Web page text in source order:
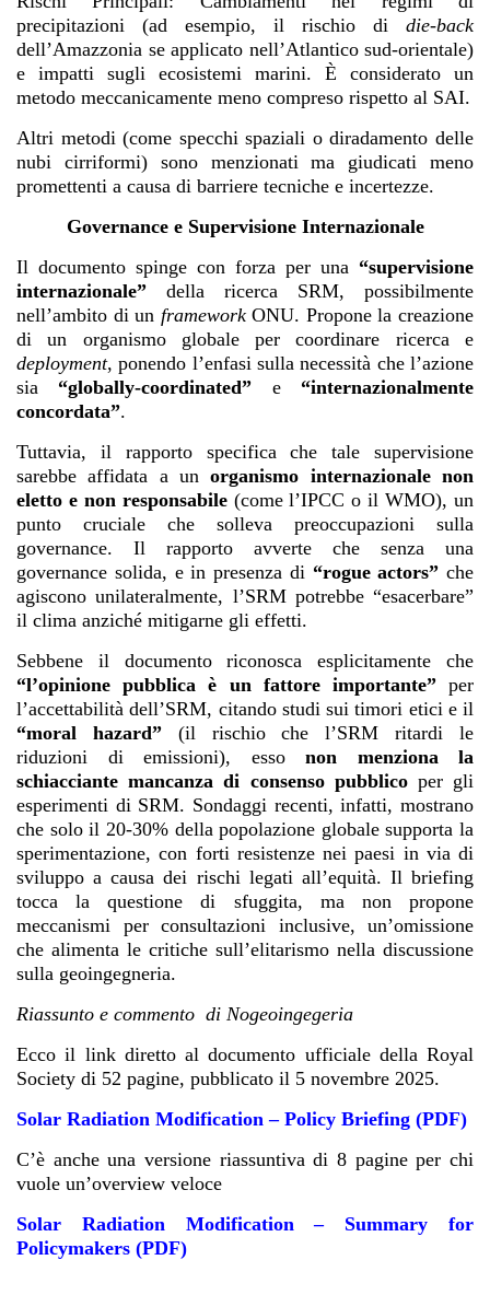
precipitazioni (ad esempio, il rischio di die-back
dell’Amazzonia se applicato nell’Atlantico sud-orientale)
e impatti sugli ecosistemi marini. È considerato un
metodo meccanicamente meno compreso rispetto al SAI.
Altri metodi (come specchi spaziali o diradamento delle
nubi cirriformi) sono menzionati ma giudicati meno
promettenti a causa di barriere tecniche e incertezze.
Governance e Supervisione Internazionale
Il documento spinge con forza per una “supervisione
internazionale” della ricerca SRM, possibilmente
nell’ambito di un frameworkONU. Propone la creazione
di un organismo globale per coordinare ricerca e
deployment, ponendo l’enfasi sulla necessità che l’azione
sia “globally-coordinated” e “internazionalmente
concordata”.
Tuttavia, il rapporto specifica che tale supervisione
sarebbe affidata a unorganismo internazionale non
eletto e non responsabile(come l’IPCC o il WMO), un
punto cruciale che solleva preoccupazioni sulla
governance. Il rapporto avverte che senza una
governance solida, e in presenza di “rogue actors” che
agiscono unilateralmente, l’SRM potrebbe “esacerbare”
il clima anziché mitigarne gli effetti.
Sebbene il documento riconosca esplicitamente che
“l’opinione pubblica è un fattore importante”per
l’accettabilità dell’SRM, citando studi sui timori etici e il
“moral hazard”(il rischio che l’SRM ritardi le
riduzioni di emissioni), esso non menziona la
schiacciante mancanza di consenso pubblicoper gli
esperimenti di SRM. Sondaggi recenti, infatti, mostrano
che solo il 20-30% della popolazione globale supporta la
sperimentazione, con forti resistenze nei paesi in via di
sviluppo a causa dei rischi legati all’equità. Il briefing
tocca la questione di sfuggita, ma non propone
meccanismi per consultazioni inclusive, un’omissione
che alimenta le critiche sull’elitarismo nella discussione
sulla geoingegneria.
Riassunto e commento di Nogeoingegeria
Ecco il link diretto al documento ufficiale della Royal
Society di 52 pagine, pubblicato il 5 novembre 2025.
Solar Radiation Modification – Policy Briefing (PDF)
C’è anche una versione riassuntiva di 8 pagine per chi
vuole un’overview veloce
Solar Radiation Modification – Summary for
Policymakers (PDF)